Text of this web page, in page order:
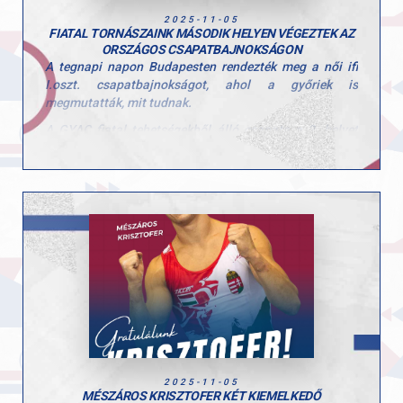
2025-11-05
FIATAL TORNÁSZAINK MÁSODIK HELYEN VÉGEZTEK AZ
ORSZÁGOS CSAPATBAJNOKSÁGON
A tegnapi napon Budapesten rendezték meg a női ifi
I.oszt. csapatbajnokságot, ahol a győriek is
megmutatták, mit tudnak.
A GYAC fiatal tehetségekből álló csapata a 2. helyet
szerezte meg. A csapat tagjai: Polgár Hanna, Fekete
Felkészítő edzők: Szűcs Nicoleta Lucia és Fajkusz
Csaba.
Gratulálunk a csapat eredményéhez és köszönjük a
befektetett munkátokat!
2025-11-05
MÉSZÁROS KRISZTOFER KÉT KIEMELKEDŐ